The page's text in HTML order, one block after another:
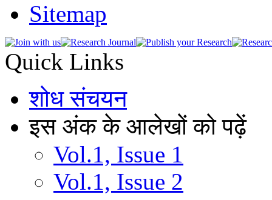
Sitemap
Quick Links
शोध संचयन
इस अंक के आलेखों को पढ़ें
Vol.1, Issue 1
Vol.1, Issue 2